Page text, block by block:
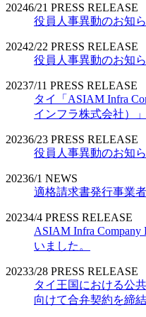
20246/21 PRESS RELEASE
役員人事異動のお知
20242/22 PRESS RELEASE
役員人事異動のお知
20237/11 PRESS RELEASE
タイ「ASIAM Infra
インフラ株式会社）
20236/23 PRESS RELEASE
役員人事異動のお知
20236/1 NEWS
適格請求書発行事業
20234/4 PRESS RELEASE
ASIAM Infra
いました。
20233/28 PRESS RELEASE
タイ王国における公
向けて合弁契約を締